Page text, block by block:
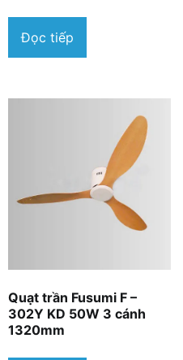
Đọc tiếp
Quạt trần Fusumi F –
302Y KD 50W 3 cánh
1320mm